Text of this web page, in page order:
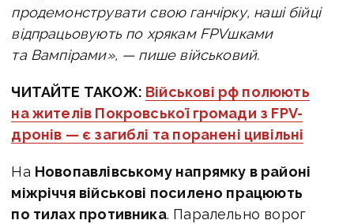
продемонструвати свою ганчірку, наші бійці
відпрацьовують по хрякам FPVшками
та Вампірами», — пише військовий.
ЧИТАЙТЕ ТАКОЖ: Військові рф полюють
на жителів Покровської громади з FPV-
дронів — є загиблі та поранені цивільні
На Новопавлівському напрямку в районі
міжріччя військові посилено працюють
по тилах противника. Паралельно ворог